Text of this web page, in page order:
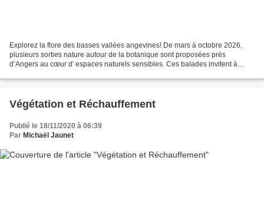
Explorez la flore des basses vallées angevines! De mars à octobre 2026,
plusieurs sorties nature autour de la botanique sont proposées près
d’Angers au cœur d' espaces naturels sensibles. Ces balades invitent à
Végétation et Réchauffement
Publié le 18/11/2020 à 06:39
Par Michaël Jaunet